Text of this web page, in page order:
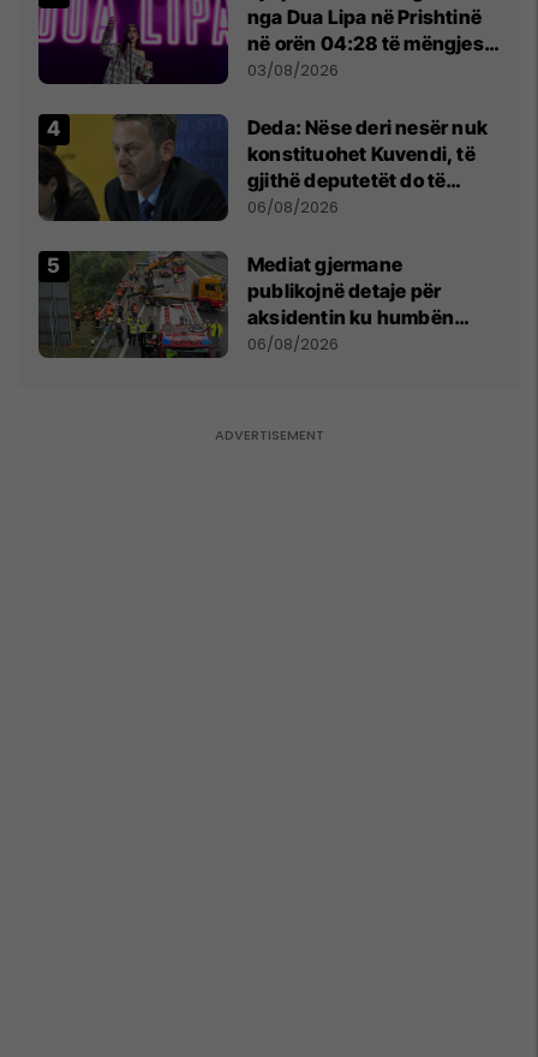
nga Dua Lipa në Prishtinë
në orën 04:28 të mëngjesit
- dhe bota digjitale serbe
03/08/2026
Deda: Nëse deri nesër nuk
konstituohet Kuvendi, të
gjithë deputetët do të
bëjnë shkelje të rëndë
06/08/2026
Mediat gjermane
publikojnë detaje për
aksidentin ku humbën
jetën tre mërgimtarë nga
06/08/2026